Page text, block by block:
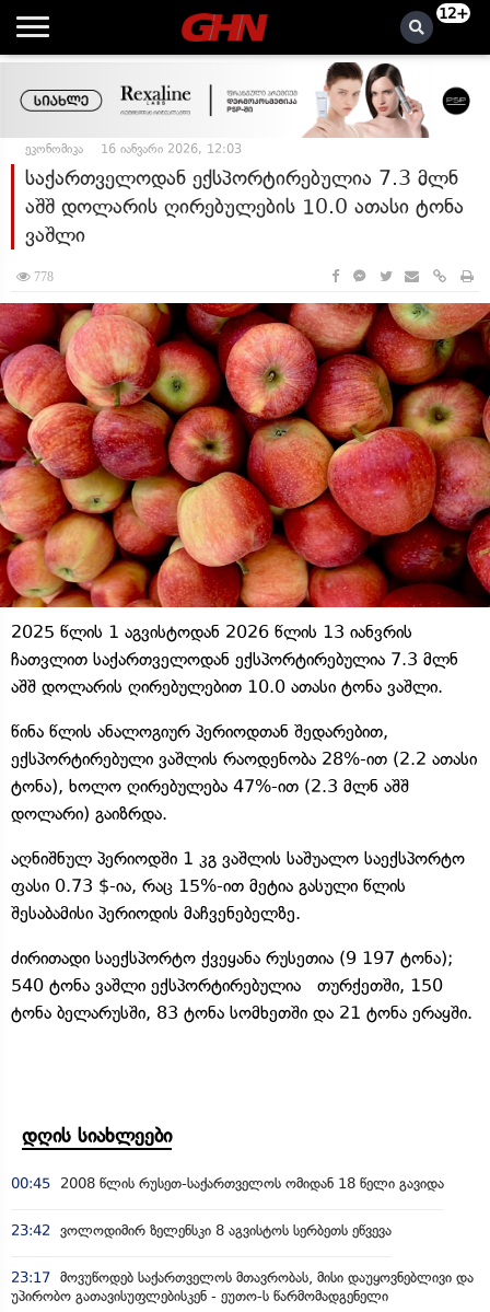
12+
ეკონომიკა 16 იანვარი 2026, 12:03
საქართველოდან ექსპორტირებულია 7.3 მლნ
აშშ დოლარის ღირებულების 10.0 ათასი ტონა
ვაშლი
778
2025 წლის 1 აგვისტოდან 2026 წლის 13 იანვრის
ჩათვლით საქართველოდან ექსპორტირებულია 7.3 მლნ
აშშ დოლარის ღირებულებით 10.0 ათასი ტონა ვაშლი.
წინა წლის ანალოგიურ პერიოდთან შედარებით,
ექსპორტირებული ვაშლის რაოდენობა 28%-ით (2.2 ათასი
ტონა), ხოლო ღირებულება 47%-ით (2.3 მლნ აშშ
დოლარი) გაიზრდა.
აღნიშნულ პერიოდში 1 კგ ვაშლის საშუალო საექსპორტო
ფასი 0.73 $-ია, რაც 15%-ით მეტია გასული წლის
შესაბამისი პერიოდის მაჩვენებელზე.
ძირითადი საექსპორტო ქვეყანა რუსეთია (9 197 ტონა);
540 ტონა ვაშლი ექსპორტირებულია თურქეთში, 150
ტონა ბელარუსში, 83 ტონა სომხეთში და 21 ტონა ერაყში.
დღის სიახლეები
00:45 2008 წლის რუსეთ-საქართველოს ომიდან 18 წელი გავიდა
23:42 ვოლოდიმირ ზელენსკი 8 აგვისტოს სერბეთს ეწვევა
23:17 მოვუწოდებ საქართველოს მთავრობას, მისი დაუყოვნებლივი და
უპირობო გათავისუფლებისკენ - ეუთო-ს წარმომადგენელი